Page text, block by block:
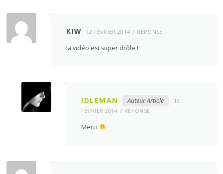
KIW 12 FÉVRIER 2014 RÉPONSE
la vidéo est super drôle !
IDLEMAN Auteur Article
13
FÉVRIER 2014
RÉPONSE
Merci